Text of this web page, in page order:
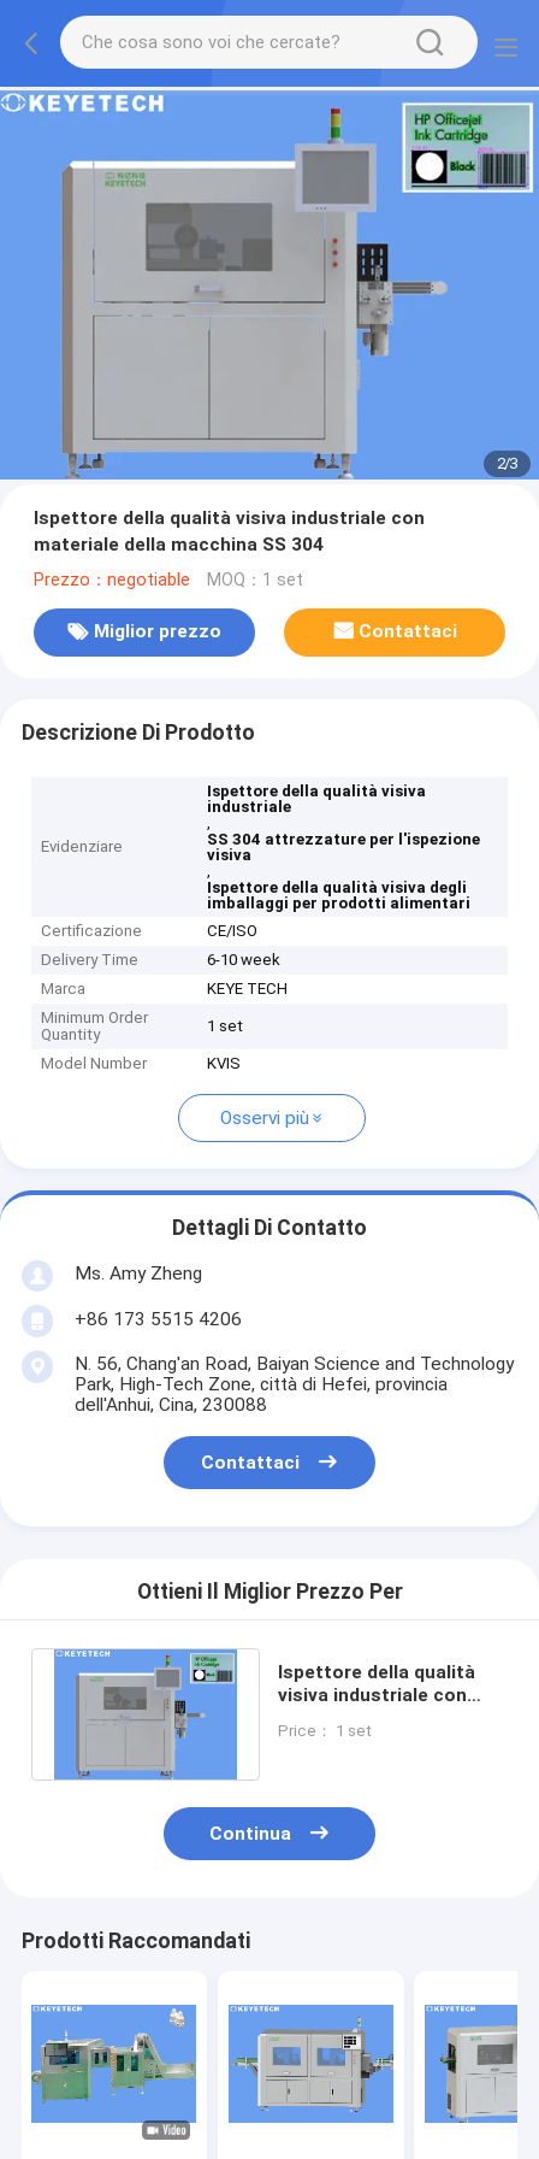
2/3
Ispettore della qualità visiva industriale con
materiale della macchina SS 304
Prezzo：negotiable MOQ：1 set
Miglior prezzo Contattaci
Descrizione Di Prodotto
Evidenziare
Ispettore della qualità visiva
industriale
,
SS 304 attrezzature per l'ispezione
visiva
,
Ispettore della qualità visiva degli
imballaggi per prodotti alimentari
Certificazione
CE/ISO
Delivery Time
6-10 week
Marca
KEYE TECH
Minimum Order
Quantity
1 set
Model Number KVIS
Osservi più
Dettagli Di Contatto
Ms. Amy Zheng
+86 173 5515 4206
N. 56, Chang'an Road, Baiyan Science and Technology
Park, High-Tech Zone, città di Hefei, provincia
dell'Anhui, Cina, 230088
Contattaci
Ottieni Il Miglior Prezzo Per
Ispettore della qualità
visiva industriale con
SS 304
Price： 1 set
Continua
Prodotti Raccomandati